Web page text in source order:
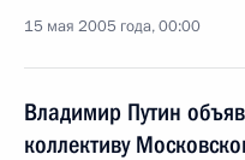
15 мая 2005 года, 00:00
Владимир Путин
коллективу